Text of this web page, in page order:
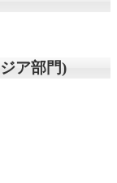
ア部門)